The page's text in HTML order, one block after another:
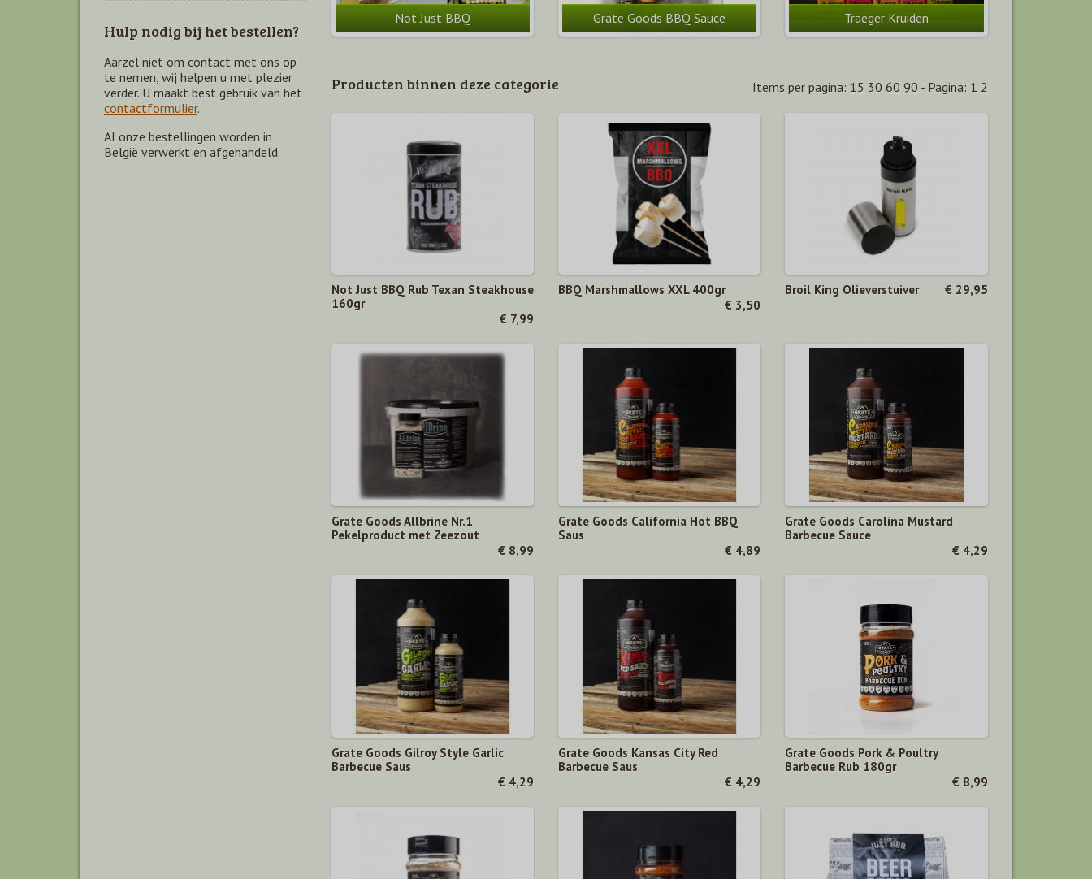
Not Just BBQ Grate Goods BBQ Sauce Traeger Kruiden
Producten binnen deze categorie Items per pagina: 15 30 60 90 - Pagina: 1 2
Not Just BBQ Rub Texan Steakhouse
160gr
€ 7,99
BBQ Marshmallows XXL 400gr
€ 3,50
Broil King Olieverstuiver € 29,95
Grate Goods Allbrine Nr.1
Pekelproduct met Zeezout
€ 8,99
Grate Goods California Hot BBQ
Saus
€ 4,89
Grate Goods Carolina Mustard
Barbecue Sauce
€ 4,29
Grate Goods Gilroy Style Garlic
Barbecue Saus
€ 4,29
Grate Goods Kansas City Red
Barbecue Saus
€ 4,29
Grate Goods Pork & Poultry
Barbecue Rub 180gr
€ 8,99
Hulp nodig bij het bestellen?
Aarzel niet om contact met ons op
te nemen, wij helpen u met plezier
verder. U maakt best gebruik van het
contactformulier.
Al onze bestellingen worden in
België verwerkt en afgehandeld.